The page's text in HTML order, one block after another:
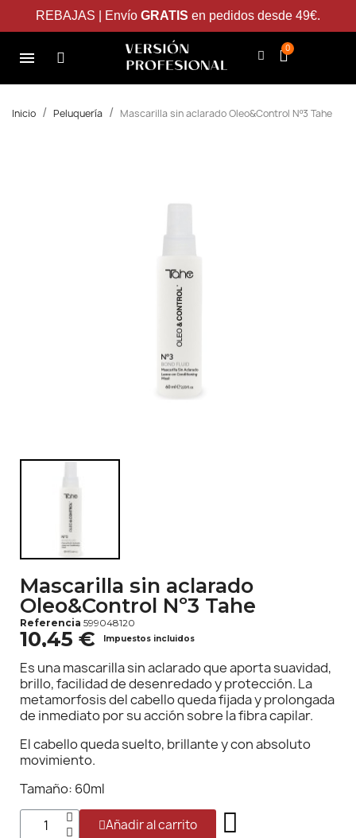
REBAJAS | Envío GRATIS en pedidos desde 49€.
Inicio Peluquería Mascarilla sin aclarado Oleo&Control Nº3 Tahe
Mascarilla sin aclarado
Oleo&Control Nº3 Tahe
Referencia 599048120
10,45 € Impuestos incluidos
Es una mascarilla sin aclarado que aporta suavidad,
brillo, facilidad de desenredado y protección. La
metamorfosis del cabello queda fijada y prolongada
de inmediato por su acción sobre la fibra capilar.
El cabello queda suelto, brillante y con absoluto
movimiento.
Tamaño: 60ml
Añadir al carrito